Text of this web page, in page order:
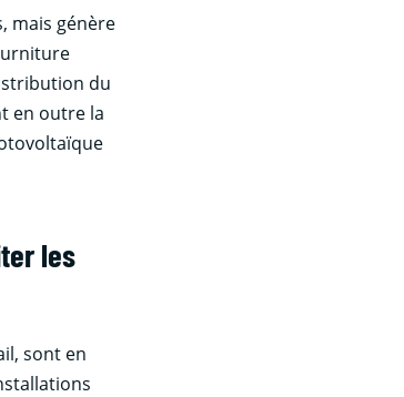
mais génère
du
en outre la
les
sont en